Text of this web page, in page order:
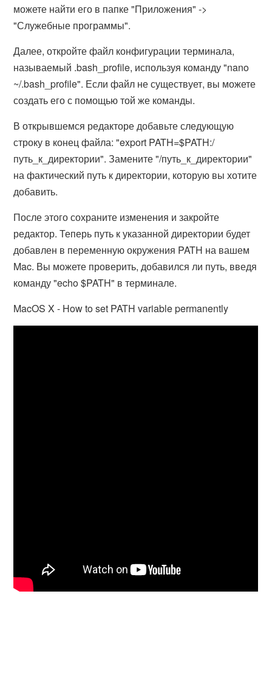
можете найти его в папке "Приложения" ->
"Служебные программы".
Далее, откройте файл конфигурации терминала,
называемый .bash_profile, используя команду "nano
~/.bash_profile". Если файл не существует, вы можете
создать его с помощью той же команды.
В открывшемся редакторе добавьте следующую
строку в конец файла: "export PATH=$PATH:/
путь_к_директории". Замените "/путь_к_директории"
на фактический путь к директории, которую вы хотите
добавить.
После этого сохраните изменения и закройте
редактор. Теперь путь к указанной директории будет
добавлен в переменную окружения PATH на вашем
Mac. Вы можете проверить, добавился ли путь, введя
команду "echo $PATH" в терминале.
MacOS X - How to set PATH variable permanently